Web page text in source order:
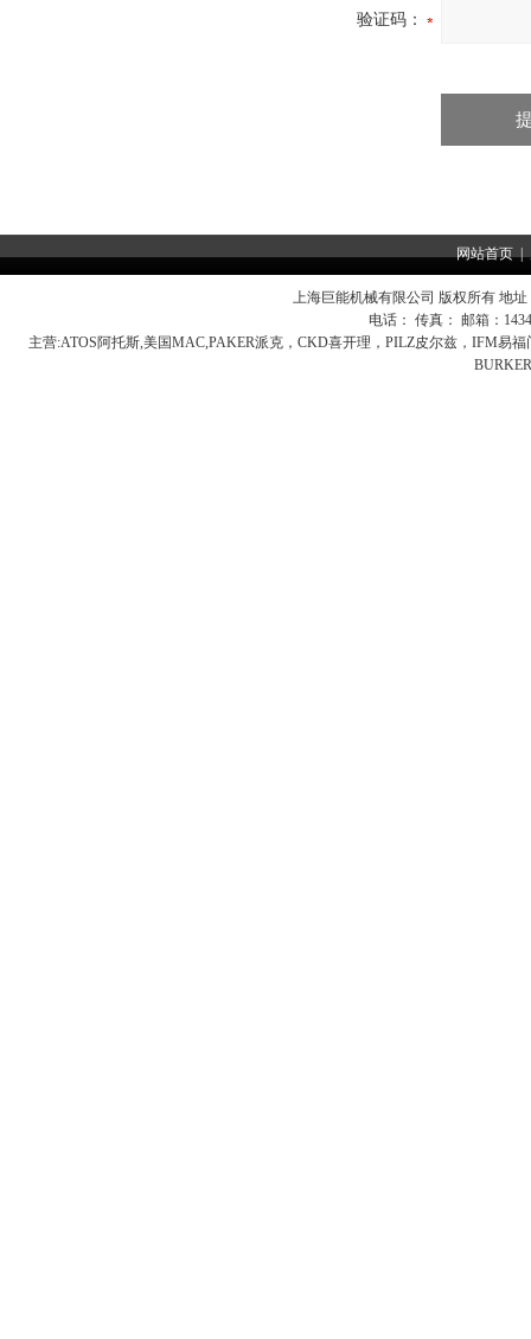
验证码：
网站首页|
上海巨能机械有限公司 版权所有 地
电话： 传真： 邮箱：
主营:ATOS阿托斯,美国MAC,PAKER派克，CKD喜开理，PILZ皮尔兹，IFM易